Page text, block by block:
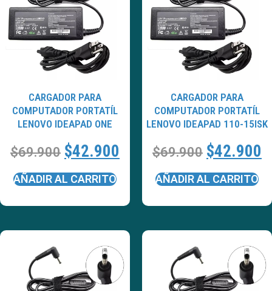
CARGADOR PARA
COMPUTADOR PORTATÍL
LENOVO IDEAPAD ONE
$69.900 $42.900
AÑADIR AL CARRITO
CARGADOR PARA
COMPUTADOR PORTATÍL
LENOVO IDEAPAD 110-15ISK
$69.900 $42.900
AÑADIR AL CARRITO